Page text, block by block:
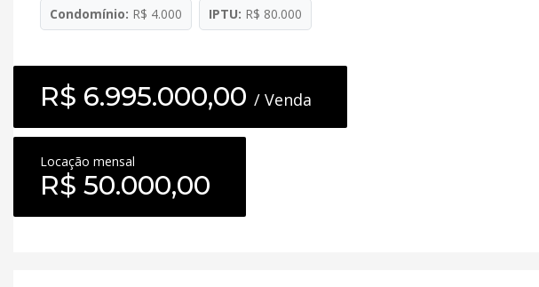
Condomínio: R$ 4.000 IPTU: R$ 80.000
R$ 6.995.000,00 / Venda
Locação mensal
R$ 50.000,00